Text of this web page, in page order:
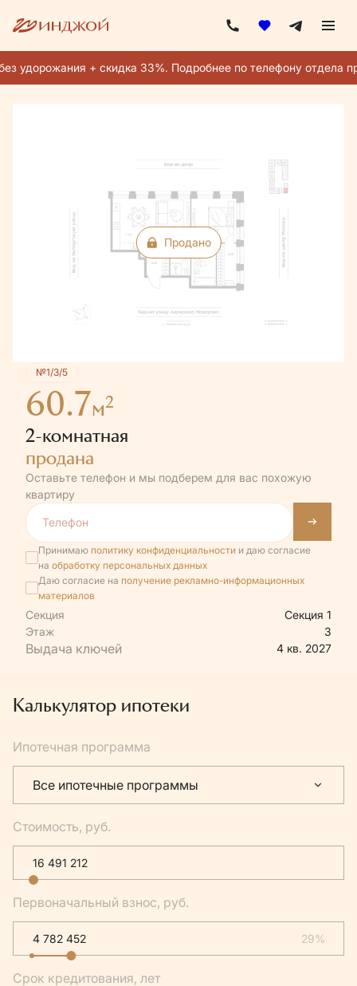
удорожания + скидка 33%. Подробнее по телефону отдела
2-комнатная60.7 м
Ипотекаот 196 888 руб./мес.
Продано
№1/3/5
60.7м2
2-комнатная
продана
Оставьте телефон и мы подберем для вас похожую
квартиру
Принимаю политику конфиденциальности и даю согласие
на обработку персональных данных
Даю согласие на получение рекламно-информационных
материалов
Секция
Секция 1
Этаж
3
4 кв. 2027
Калькулятор ипотеки
Ипотечная программа
Все ипотечные программы
Стоимость, руб.
Первоначальный взнос, руб.
29%
Срок кредитования, лет